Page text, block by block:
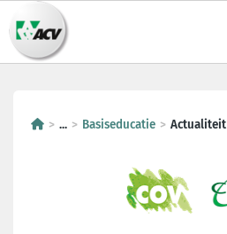
... Basiseducatie Actualiteit